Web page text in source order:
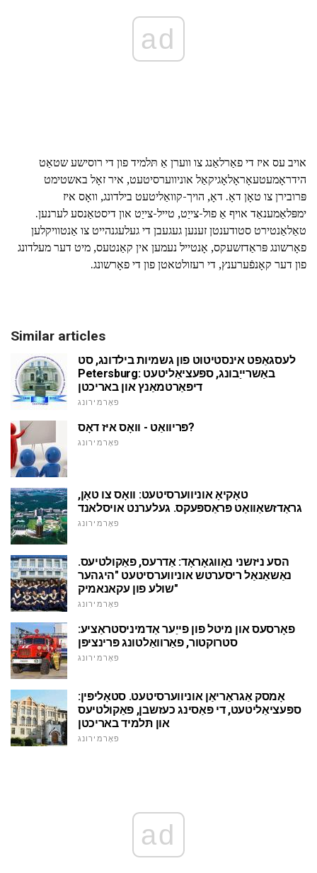
ad
אויב עס איז די פאַרלאַנג צו ווערן אַ תּלמיד פון די רוסישע שטאַט
הידראָמעטעאָראָלאָגיקאַל אוניווערסיטעט, איר זאָל באשטימט
פּרובירן צו טאָן דאָ. דאָ, הויך-קוואַליטעט בילדונג, וואָס איז
ימפּלאַמענאַד אויף אַ פול-צייַט, טייל-צייַט און דיסטאַנסע לערנען.
טאַלאַנטירט סטודענטן זענען געגעבן די געלעגנהייט צו אַנטוויקלען
פאָרשונג פּראַדזשעקס, אָנטייל נעמען אין קאַנטעס, מיט דער מעלדונג
פון דער קאָנפֿערענץ, די רעזולטאטן פון די פאָרשונג.
Similar articles
לעסגאַפט אינסטיטוט פון גשמיות בילדונג, סט
Petersburg: באַשרייַבונג, ספּעציאַליטעט
דיפּאַרטמאַנץ און באריכטן
פאָרמירונג
פּריוואַט - וואָס איז דאָס?
פאָרמירונג
טאָקיאָ אוניווערסיטעט: וואָס צו טאָן,
גראַדזשאַוואַט פּראַספּעקס. געלערנט אויסלאנד
פאָרמירונג
הסע ניזשני נאָווגאָראָד: אַדרעס, פאַקולטיעס.
נאַשאַנאַל ריסערטש אוניווערסיטעט "היגהער
שולע פון עקאנאמיק"
פאָרמירונג
פאָרסעס און מיטל פון פייַער אַדמיניסטראַציע:
סטרוקטור, פאַרוואַלטונג פּרינציפּן
פאָרמירונג
אָמסק אַגראַריאַן אוניווערסיטעט. סטאָליפּין:
ספּעציאַליטעט, די פּאַסינג כעזשבן, פאַקולטיעס
און תּלמיד באריכטן
פאָרמירונג
ad